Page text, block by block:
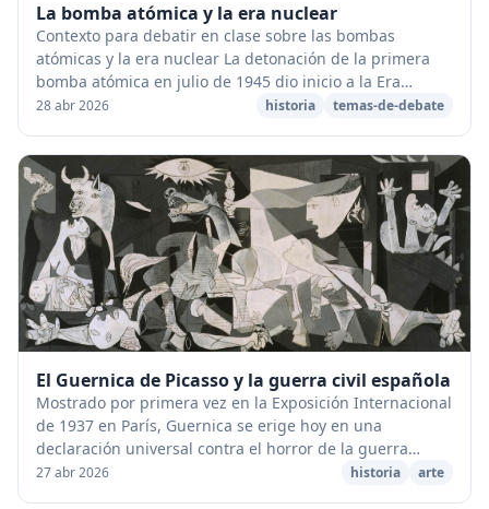
La bomba atómica y la era nuclear
Contexto para debatir en clase sobre las bombas
atómicas y la era nuclear La detonación de la primera
bomba atómica en julio de 1945 dio inicio a la Era
Atómica , una época en la que el miedo a un ata...
28 abr 2026 historia temas-de-debate
El Guernica de Picasso y la guerra civil española
Mostrado por primera vez en la Exposición Internacional
de 1937 en París, Guernica se erige hoy en una
declaración universal contra el horror de la guerra
moderna. La pintura fue la respuesta del arti...
27 abr 2026 historia arte